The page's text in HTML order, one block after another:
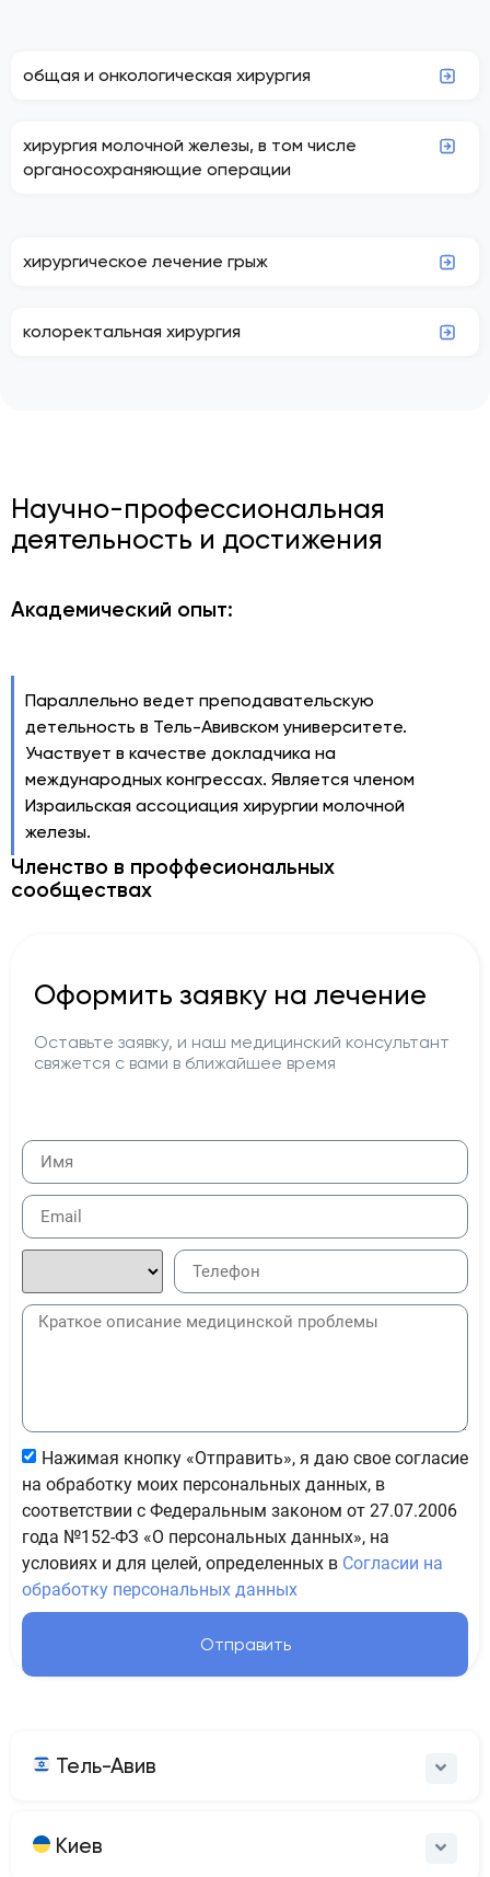
общая и онкологическая хирургия
хирургия молочной железы, в том числе
органосохраняющие операции
хирургическое лечение грыж
колоректальная хирургия
Научно-профессиональная
деятельность и достижения
Академический опыт:
Параллельно ведет преподавательскую
детельность в Тель-Авивском университете.
Участвует в качестве докладчика на
международных конгрессах. Является членом
Израильская ассоциация хирургии молочной
железы.
Членство в проффесиональных
сообществах
Оформить заявку на лечение
Оставьте заявку, и наш медицинский консультант
свяжется с вами в ближайшее время
Нажимая кнопку «Отправить», я даю свое согласие
на обработку моих персональных данных, в
соответствии с Федеральным законом от 27.07.2006
года №152-ФЗ «О персональных данных», на
условиях и для целей, определенных в Согласии на
обработку персональных данных
Отправить
Тель-Авив
Киев